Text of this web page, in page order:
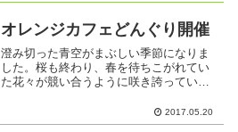
オレンジカフェどんぐり開催
澄み切った青空がまぶしい季節になりま
した。桜も終わり、春を待ちこがれてい
た花々が競い合うように咲き誇っていま
んぐりのテーブルの上にも、色とりどり
のお花が飾られました。早速、「ねえ、
2017.05.20